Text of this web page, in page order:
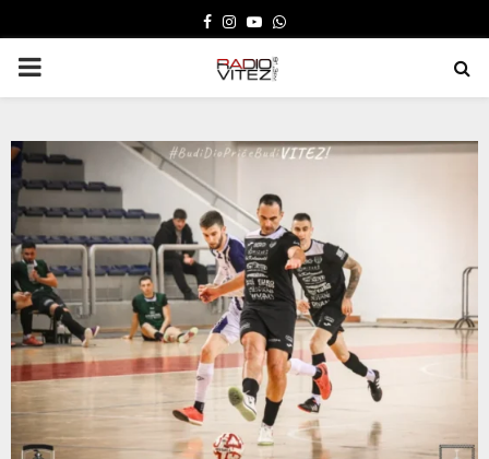
FACEBOOK
INSTAGRAM
YOUTUBE
WHATSAPP
PRIMARY